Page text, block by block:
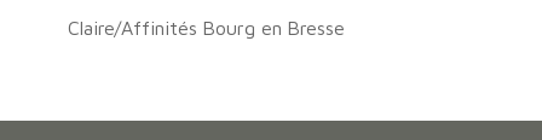
Claire/Affinités Bourg en Bresse